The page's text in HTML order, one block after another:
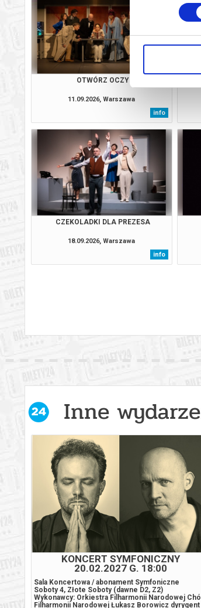
OTWÓRZ OCZY
11.09.2026, Warszawa
info
CZEKOLADKI DLA PREZESA
18.09.2026, Warszawa
info
Inne
KONCERT SYMFONICZNY
20.02.2027 G. 18:00
Sala Koncertowa / abonament Symfoniczne
Soboty 4, Złote Soboty (dawne D2, Z2)
Wykonawcy: Orkiestra Filharmonii Narodowej
Filharmonii Narodowej Łukasz Borowicz dyrygent